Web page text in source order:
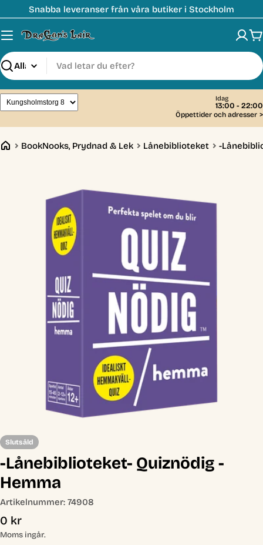
till
innehåll
Snabba leveranser från våra butiker i Stockholm
Sök
Idag
13:00 - 22:00
Öppettider och adresser >
BookNooks, Prydnad & Lek Lånebiblioteket -
media 0 i modal
Slutsåld
-Lånebiblioteket- Quiznödig -
Hemma
Artikelnummer: 74908
Ordinarie
pris
0 kr
Moms ingår.